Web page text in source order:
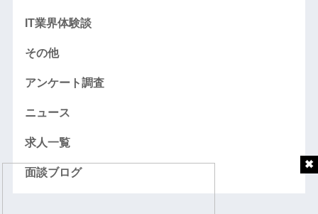
IT業界体験談
その他
アンケート調査
ニュース
求人一覧
面談ブログ